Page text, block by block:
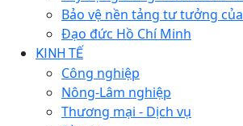
Bảo vệ nền tảng tư tưởng
Đạo đức Hồ Chí Minh
KINH TẾ
Công nghiệp
Nông-Lâm nghiệp
Thương mại - Dịch vụ